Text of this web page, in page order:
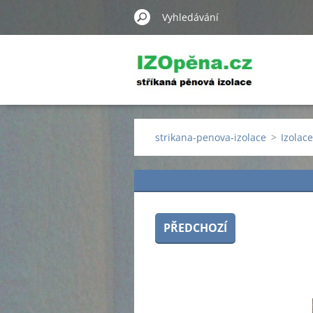
strikana-penova-izolace >
PŘEDCHOZÍ